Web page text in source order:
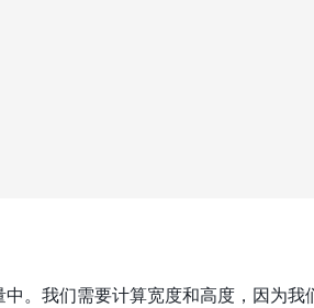
。我们需要计算宽度和高度，因为